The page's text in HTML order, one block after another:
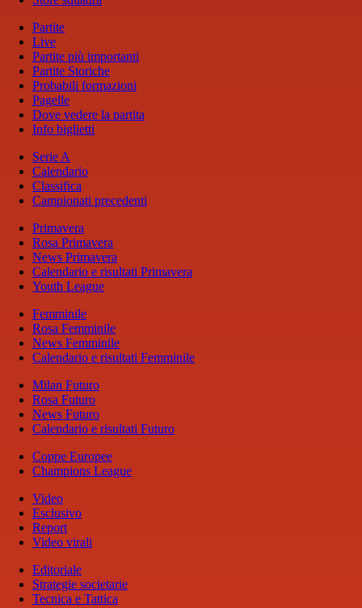
Partite
Live
Partite più importanti
Partite Storiche
Probabili formazioni
Pagelle
Dove vedere la partita
Info biglietti
Serie A
Calendario
Classifica
Campionati precedenti
Primavera
Rosa Primavera
News Primavera
Calendario e risultati Primavera
Youth League
Femminile
Rosa Femminile
News Femminile
Calendario e risultati Femminile
Milan Futuro
Rosa Futuro
News Futuro
Calendario e risultati Futuro
Coppe Europee
Champions League
Video
Esclusivo
Report
Video virali
Editoriale
Strategie societarie
Tecnica e Tattica